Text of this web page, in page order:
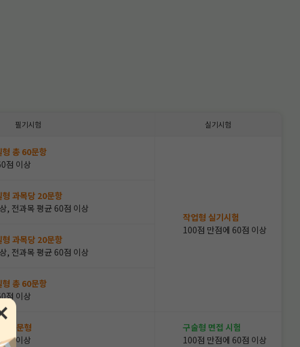
필기시험 실기시험
총 60문항
점 이상
작업형 실기시험
100점 만점에 60점 이상
과목당 20문항
, 전과목 평균 60점 이상
과목당 20문항
, 전과목 평균 60점 이상
총 60문항
점 이상
논문형
점 이상
구술형 면접 시험
100점 만점에 60점 이상